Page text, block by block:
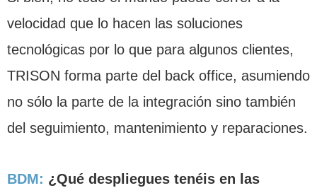
velocidad que lo hacen las soluciones
tecnológicas por lo que para algunos clientes,
TRISON forma parte del back office, asumiendo
no sólo la parte de la integración sino también
del seguimiento, mantenimiento y reparaciones.
BDM: ¿Qué despliegues tenéis en las